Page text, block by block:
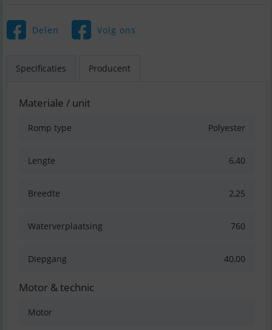
Delen Volg ons
Specificaties Producent
Materiale / unit
Romp type Polyester
Lengte 6,40
Breedte 2,25
Waterverplaatsing 760
Diepgang 40,00
Motor & technic
Motor